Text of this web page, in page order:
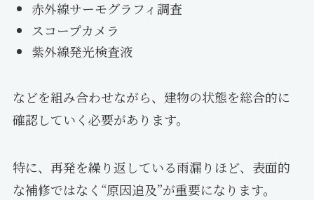
赤外線サーモグラフィ調査
スコープカメラ
紫外線発光検査液
などを組み合わせながら、建物の状態を総合的に
確認していく必要があります。
特に、再発を繰り返している雨漏りほど、表面的
な補修ではなく“原因追及”が重要になります。